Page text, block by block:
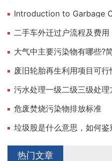
二手车外迁过户流程及费用
大气中主要污染物有哪些?
废旧轮胎再生利用项目可
污水处理一级二级三级处理
危废焚烧污染物排放标准
垃圾股是什么意思，如何鉴
热门文章